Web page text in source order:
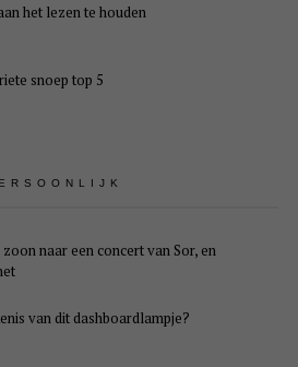
het lezen te houden
snoep top 5
naar een concert van Sor, en
van dit dashboardlampje?